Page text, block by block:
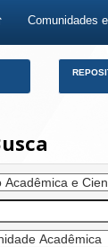
Comunidades